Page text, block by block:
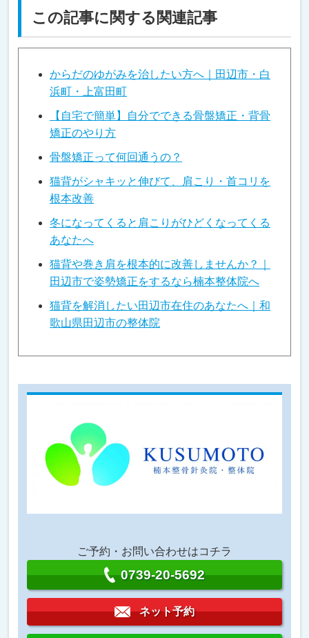
この記事に関する関連記事
からだのゆがみを治したい方へ｜田辺市・白
浜町・上富田町
【自宅で簡単】自分でできる骨盤矯正・背骨
矯正のやり方
骨盤矯正って何回通うの？
猫背がシャキッと伸びて、肩こり・首コリを
根本改善
冬になってくると肩こりがひどくなってくる
あなたへ
猫背や巻き肩を根本的に改善しませんか？｜
田辺市で姿勢矯正をするなら楠本整体院へ
猫背を解消したい田辺市在住のあなたへ｜和
歌山県田辺市の整体院
ご予約・お問い合わせはコチラ
0739-20-5692
ネット予約